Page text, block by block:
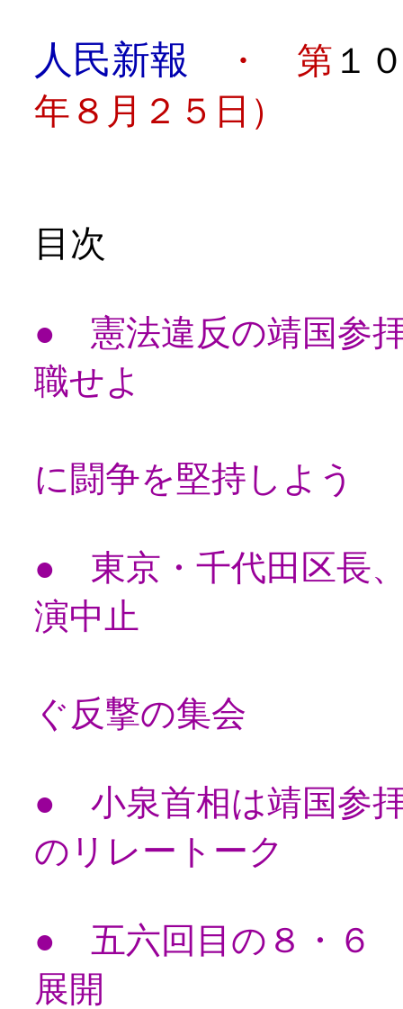
人民新報 ・ 第 １
年８月２５日）
目次
● 憲法違反の靖国参
職せよ
に闘争を堅持しよう
● 東京・千代田区長
演中止
ぐ反撃の集会
● 小泉首相は靖国参
のリレートーク
● 五六回目の８・６
展開